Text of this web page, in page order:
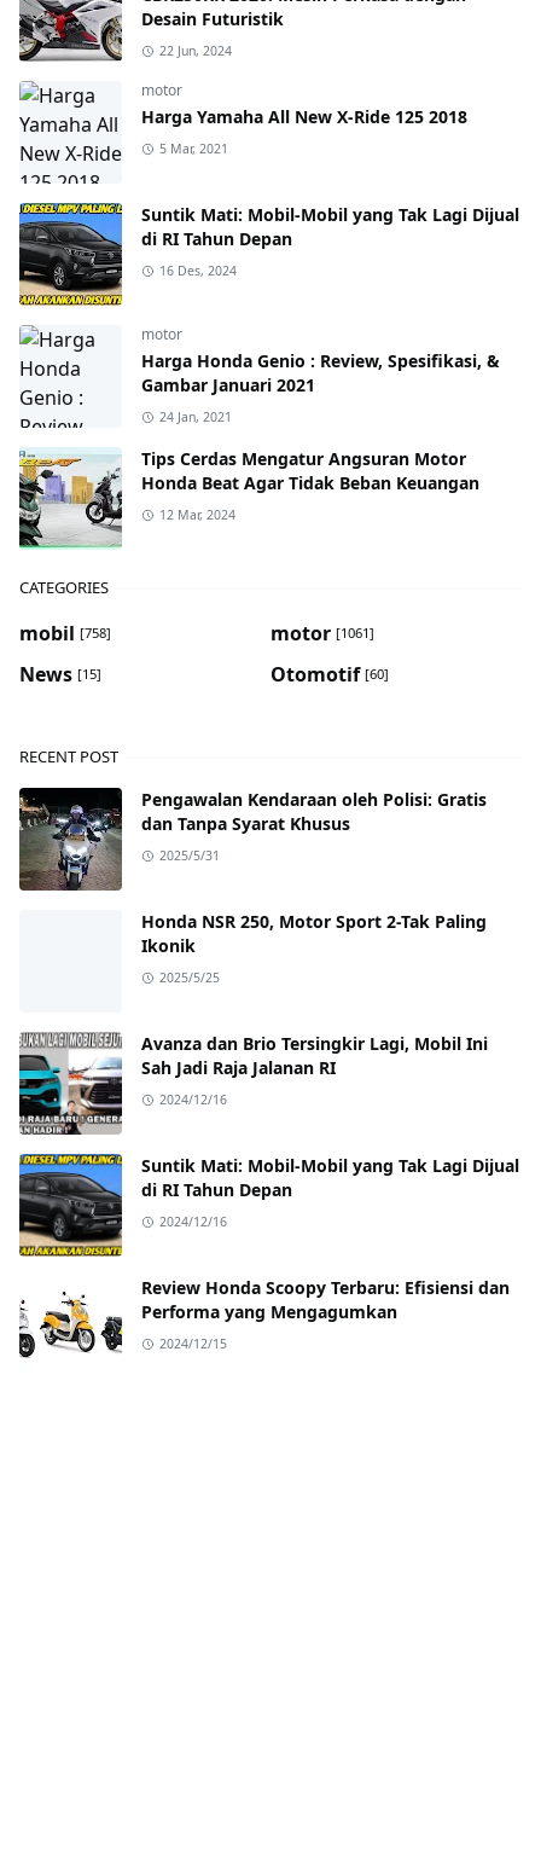
Desain Futuristik
22 Jun, 2024
motor
Harga Yamaha All New X-Ride 125 2018
5 Mar, 2021
Suntik Mati: Mobil-Mobil yang Tak Lagi Dijual
di RI Tahun Depan
16 Des, 2024
motor
Harga Honda Genio : Review, Spesifikasi, &
Gambar Januari 2021
24 Jan, 2021
Tips Cerdas Mengatur Angsuran Motor
Honda Beat Agar Tidak Beban Keuangan
12 Mar, 2024
CATEGORIES
mobil [758] motor [1061]
News [15] Otomotif [60]
RECENT POST
Pengawalan Kendaraan oleh Polisi: Gratis
dan Tanpa Syarat Khusus
2025/5/31
Honda NSR 250, Motor Sport 2-Tak Paling
Ikonik
2025/5/25
Avanza dan Brio Tersingkir Lagi, Mobil Ini
Sah Jadi Raja Jalanan RI
2024/12/16
Suntik Mati: Mobil-Mobil yang Tak Lagi Dijual
di RI Tahun Depan
2024/12/16
Review Honda Scoopy Terbaru: Efisiensi dan
Performa yang Mengagumkan
2024/12/15